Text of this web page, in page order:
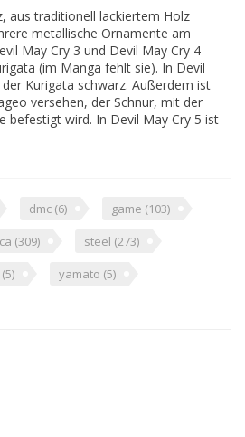
aus traditionell lackiertem Holz
metallische Ornamente am
May Cry 3 und Devil May Cry 4
(im Manga fehlt sie). In Devil
Kurigata schwarz. Außerdem ist
versehen, der Schnur, mit der
befestigt wird. In Devil May Cry 5 ist
dmc (6) game (103)
(309) steel (273)
(5) yamato (5)